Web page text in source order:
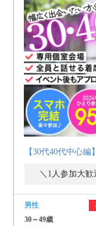
【30代40代中心
＼1人参加大
男性
30～49歳